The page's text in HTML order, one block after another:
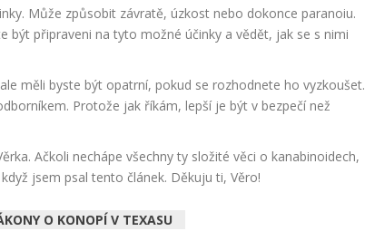
Může způsobit závratě, úzkost nebo dokonce paranoiu.
být připraveni na tyto možné účinky a vědět, jak se s nimi
měli byste být opatrní, pokud se rozhodnete ho vyzkoušet.
Protože jak říkám, lepší je být v bezpečí než
Ačkoli nechápe všechny ty složité věci o kanabinoidech,
jsem psal tento článek. Děkuju ti, Věro!
O KONOPÍ V TEXASU